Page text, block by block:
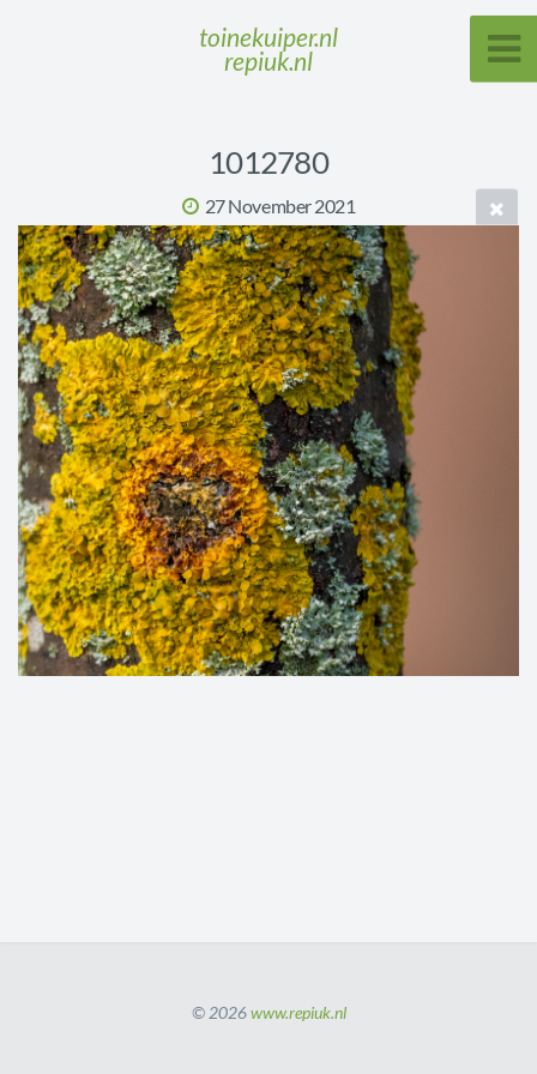
toinekuiper.nl
repiuk.nl
1012780
27 November 2021
© 2026www.repiuk.nl